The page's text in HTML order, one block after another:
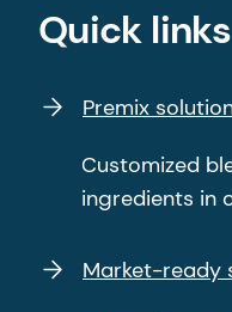
Quick links
Premix
Customized
ingredients in
Market-ready